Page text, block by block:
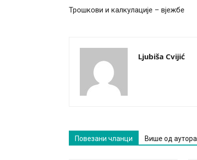
Трошкови и калкулације – вјежбе
Ljubiša Cvijić
Повезани чланци Више од аутора